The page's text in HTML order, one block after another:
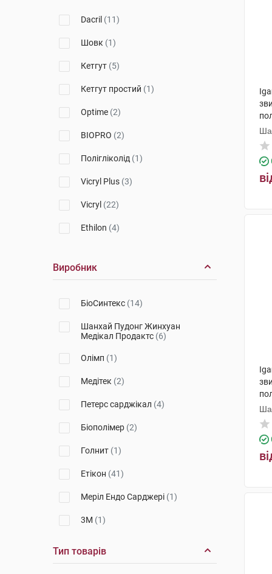
Dacril (11)
Шовк (1)
Кетгут (5)
Кетгут простий (1)
Optime (2)
BIOPRO (2)
Полігліколід (1)
Vicryl Plus (3)
Vicryl (22)
Ethilon (4)
Prolene
Chirasorb (1)
Виробник
БіоСинтекс (14)
Шанхай Пудонг Жинхуан
Медікал Продактс (6)
Олімп (1)
Медітек (2)
Петерс сарджікал (4)
Біополімер (2)
Голнит (1)
Етікон (41)
Меріл Ендо Сарджері (1)
3М (1)
Хірана Інджекта(3)
Тип товарів
1
1